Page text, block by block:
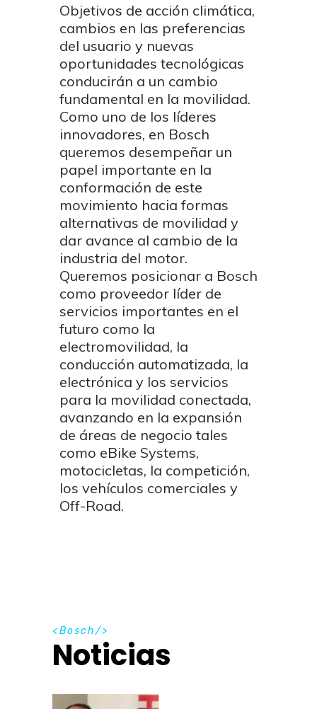
Objetivos de acción climática,
cambios en las preferencias
del usuario y nuevas
oportunidades tecnológicas
conducirán a un cambio
fundamental en la movilidad.
Como uno de los líderes
innovadores, en Bosch
queremos desempeñar un
papel importante en la
conformación de este
movimiento hacia formas
alternativas de movilidad y
dar avance al cambio de la
industria del motor.
Queremos posicionar a Bosch
como proveedor líder de
servicios importantes en el
futuro como la
electromovilidad, la
conducción automatizada, la
electrónica y los servicios
para la movilidad conectada,
avanzando en la expansión
de áreas de negocio tales
como eBike Systems,
motocicletas, la competición,
los vehículos comerciales y
Off-Road.
Bosch
Noticias